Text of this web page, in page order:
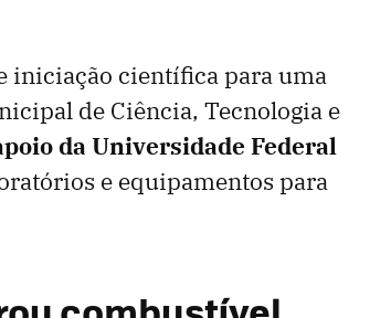
iniciação científica para uma
de Ciência, Tecnologia e
da Universidade Federal
e equipamentos para